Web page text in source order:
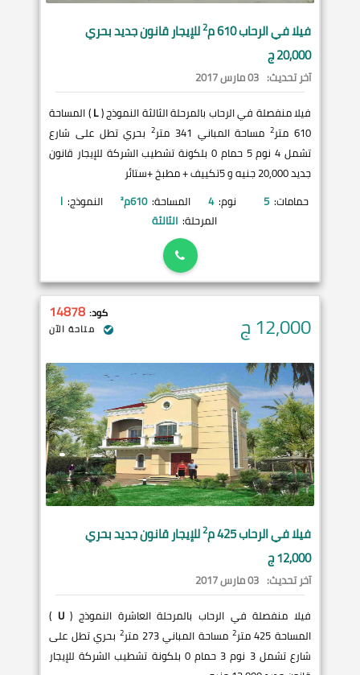
فيلا فيالرحاب610 م 2للإيجار قانون جديد بحري
20,000 ج
آخر تحديث: 03 مارس 2017
فيلا منفصلة في الرحاب بالمرحلة الثالثة النموذج (L) المساحة
610 متر
2مساحة المباني 341 متر 2بحري تطل على شارع
تشمل 4 نوم 5 حمام 0 بلكونة تشطيب الشركة للإيجار قانون
جديد 20,000 جنيه و 5تكييف + مطبخ +ستائر
حمامات: 5 نوم: 4 المساحة: 610م² النموذج: l
المرحلة: الثالثة
12,000ج كود: 14878
متاحة الآن
فيلا فيالرحاب425 م 2للإيجار قانون جديد بحري
12,000 ج
آخر تحديث: 03 مارس 2017
فيلا منفصلة في الرحاب بالمرحلة العاشرة النموذج (U
)
المساحة 425 متر
2 مساحة المباني 273 متر 2 بحري تطل على
شارع تشمل 3 نوم 3 حمام 0 بلكونة تشطيب الشركة للإيجار